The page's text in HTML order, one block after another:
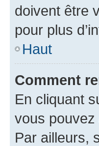
doivent être
pour plus
Haut
Comment
En cliquant
vous pouvez
Par ailleurs,